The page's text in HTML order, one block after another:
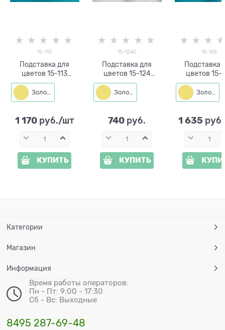
15-113
Подставка для
цветов 15-113
настенная на одно
растение
Золото
1 170 руб./шт
КУПИТЬ
15-124G
Подставка для
цветов 15-124
настенная на три
кашпо d=14см
Золото
740 руб.
КУПИТЬ
15-109
Подставка
цветов 15-
настенная
Золото
1 635
Категории
Магазин
Информация
Время работы операторов:
Пн - Пт: 9:00 - 17:30
Сб - Вс: Выходные
8495 287-69-48